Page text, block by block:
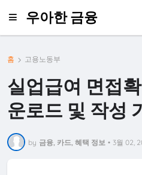
우아한 금융
홈 고용노동부
실업급여 면접
운로드 및 작성
by 금융, 카드, 혜택 정보 • 3월 02,